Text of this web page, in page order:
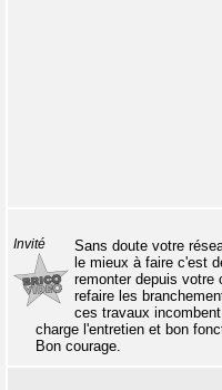
Invité
Sans doute votre
le mieux à faire c'est
remonter depuis votre
refaire les
ces travaux
charge l'entretien et bon
Bon courage.